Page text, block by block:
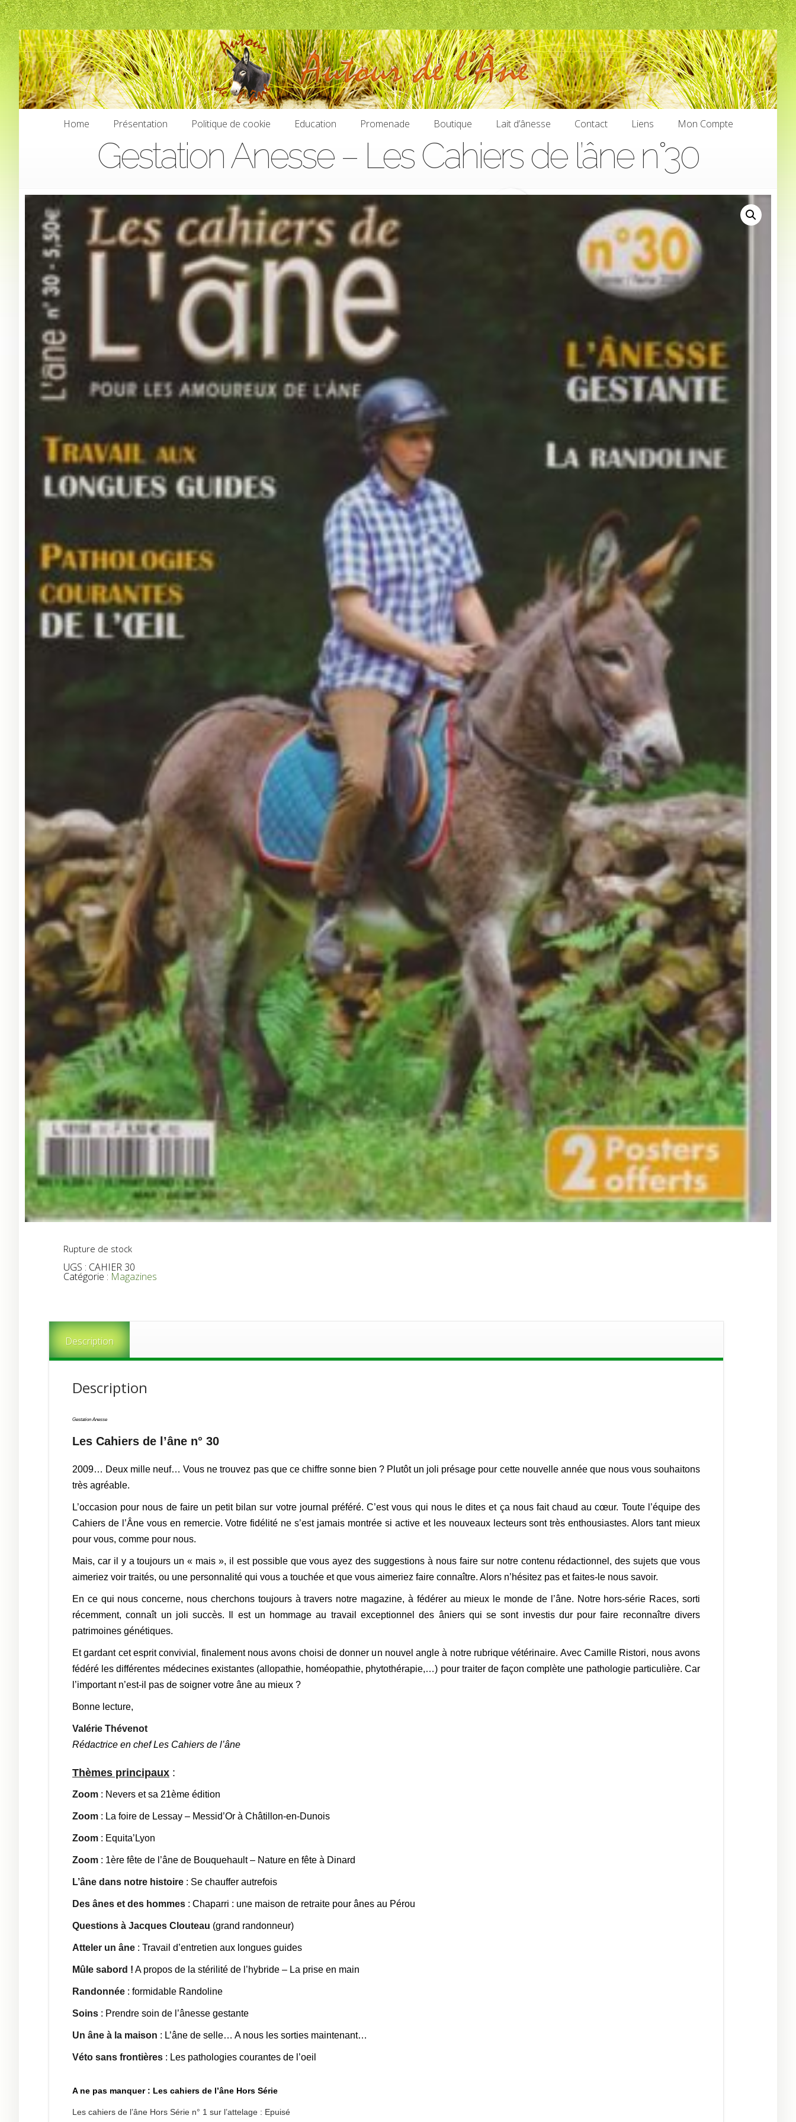
Home
Présentation
Présentation
Politique de cookie
Politique de cookie
Education
Education
Promenade
Promenade
Boutique
Boutique
Lait d’ânesse
Lait d’ânesse
Contact
Contact
Liens
Liens
Mon Compte
Mon Compte
Gestation Anesse – Les Cahiers de l’âne n°30
Rupture de stock
UGS : CAHIER 30
Catégorie : Magazines
Description
Description
Gestation Anesse
Les Cahiers de l’âne n° 30
2009… Deux mille neuf… Vous ne trouvez pas que ce chiffre sonne bien ? Plutôt un joli présage pour cette nouvelle année que nous vous souhaitons
très agréable.
L’occasion pour nous de faire un petit bilan sur votre journal préféré. C’est vous qui nous le dites et ça nous fait chaud au cœur. Toute l’équipe des
Cahiers de l’Âne vous en remercie. Votre fidélité ne s’est jamais montrée si active et les nouveaux lecteurs sont très enthousiastes. Alors tant mieux
pour vous, comme pour nous.
Mais, car il y a toujours un « mais », il est possible que vous ayez des suggestions à nous faire sur notre contenu rédactionnel, des sujets que vous
aimeriez voir traités, ou une personnalité qui vous a touchée et que vous aimeriez faire connaître. Alors n’hésitez pas et faites-le nous savoir.
En ce qui nous concerne, nous cherchons toujours à travers notre magazine, à fédérer au mieux le monde de l’âne. Notre hors-série Races, sorti
récemment, connaît un joli succès. Il est un hommage au travail exceptionnel des âniers qui se sont investis dur pour faire reconnaître divers
patrimoines génétiques.
Et gardant cet esprit convivial, finalement nous avons choisi de donner un nouvel angle à notre rubrique vétérinaire. Avec Camille Ristori, nous avons
fédéré les différentes médecines existantes (allopathie, homéopathie, phytothérapie,…) pour traiter de façon complète une pathologie particulière. Car
l’important n’est-il pas de soigner votre âne au mieux ?
Bonne lecture,
Valérie Thévenot
Rédactrice en chef Les Cahiers de l’âne
Thèmes principaux :
Zoom : Nevers et sa 21ème édition
Zoom : La foire de Lessay – Messid’Or à Châtillon-en-Dunois
Zoom : Equita’Lyon
Zoom : 1ère fête de l’âne de Bouquehault – Nature en fête à Dinard
L’âne dans notre histoire : Se chauffer autrefois
Des ânes et des hommes : Chaparri : une maison de retraite pour ânes au Pérou
Questions à Jacques Clouteau (grand randonneur)
Atteler un âne : Travail d’entretien aux longues guides
Mûle sabord ! A propos de la stérilité de l’hybride – La prise en main
Randonnée : formidable Randoline
Soins : Prendre soin de l’ânesse gestante
Un âne à la maison : L’âne de selle… A nous les sorties maintenant…
Véto sans frontières : Les pathologies courantes de l’oeil
A ne pas manquer : Les cahiers de l’âne Hors Série
Les cahiers de l’âne Hors Série n° 1 sur l’attelage : Epuisé